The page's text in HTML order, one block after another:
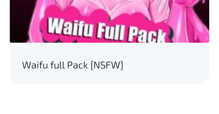
Waifu full Pack [NSFW]